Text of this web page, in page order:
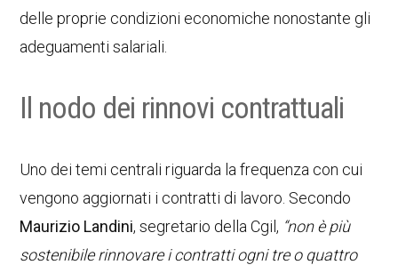
delle proprie condizioni economiche nonostante gli
adeguamenti salariali.
Il nodo dei rinnovi contrattuali
Uno dei temi centrali riguarda la frequenza con cui
vengono aggiornati i contratti di lavoro. Secondo
Maurizio Landini, segretario della Cgil, “non è più
sostenibile rinnovare i contratti ogni tre o quattro